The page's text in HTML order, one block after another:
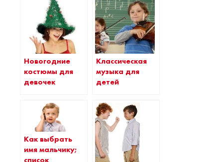
Новогодние
костюмы для
девочек
Классическая
музыка для
детей
Как выбрать
имя мальчику;
список